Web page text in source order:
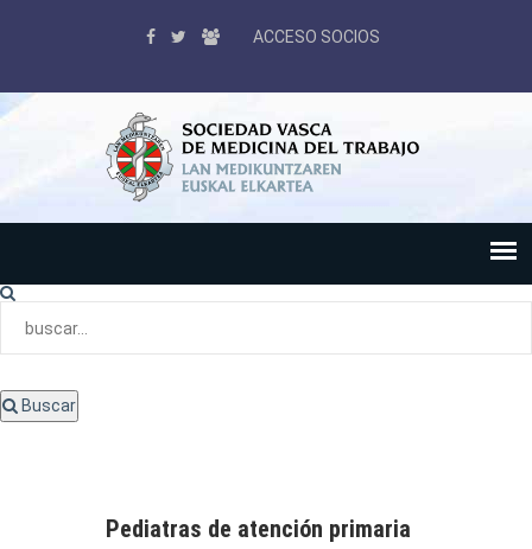
ACCESO SOCIOS
Buscar
Pediatras de atención primaria